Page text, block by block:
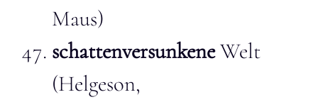
Maus)
schattenversunkeneWelt
(Helgeson,